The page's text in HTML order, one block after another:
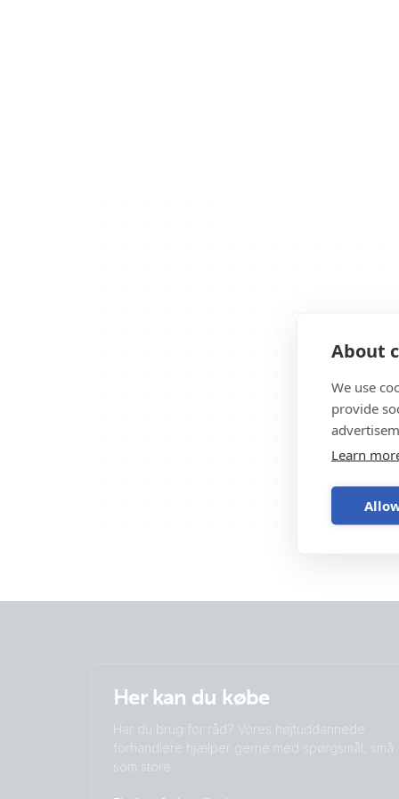
About
We use
provide
Learn
Her kan du købe
Har du brug for råd? Vores højtuddannede
forhandlere hjælper gerne med spørgsmål, små
som store.